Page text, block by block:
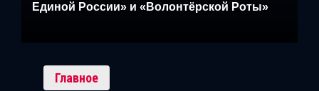
Единой России» и «Волонтёрской Роты»
Главное